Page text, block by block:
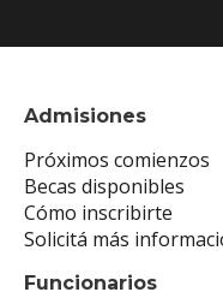
Admisiones
Próximos comienzos
Becas disponibles
Cómo inscribirte
Solicitá más
Funcionarios